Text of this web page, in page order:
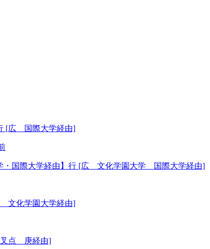
[広 国際大学経由]
・国際大学経由】行 [広 文化学園大学 国際大学経由]
文化学園大学経由]
叉点 庚経由]